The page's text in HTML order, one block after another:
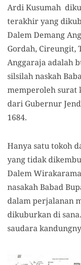
Ardi Kusumah
terakhir yang
Dalem Demang
Gordah, Cireungit,
Anggaraja adalah
silsilah naskah
memperoleh surat
dari Gubernur
1684.
Hanya satu tokoh
yang tidak
Dalem
nasakah Babad
dalam perjalanan
dikuburkan di
saudara